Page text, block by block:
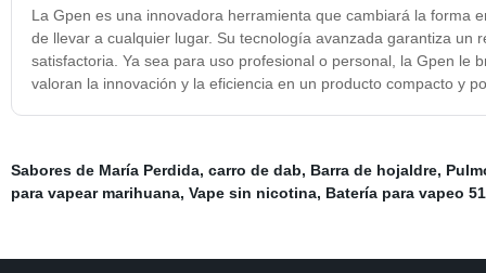
La Gpen es una innovadora herramienta que cambiará la forma
de llevar a cualquier lugar. Su tecnología avanzada garantiza
satisfactoria. Ya sea para uso profesional o personal, la Gpen le
valoran la innovación y la eficiencia en un producto compacto y
Sabores de María Perdida, carro de dab, Barra de hojaldre,
para vapear marihuana, Vape sin nicotina, Batería para vapeo